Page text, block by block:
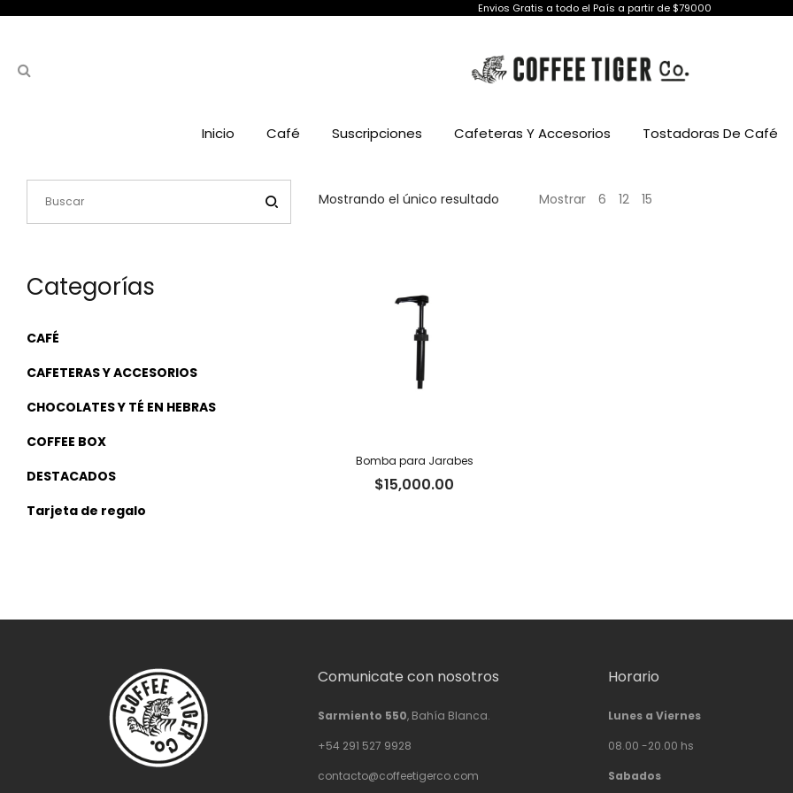
Envios Gratis a todo el País a partir de $79000
Inicio Café Suscripciones Cafeteras Y Accesorios Tostadoras De Café
Mostrando el único resultado Mostrar 6 12 15
Bomba para Jarabes
$15,000.00
Categorías
CAFÉ
CAFETERAS Y ACCESORIOS
CHOCOLATES Y TÉ EN HEBRAS
COFFEE BOX
DESTACADOS
Tarjeta de regalo
Comunicate con nosotros
Sarmiento 550, Bahía Blanca.
+54 291 527 9928
contacto@coffeetigerco.com
Horario
Lunes a Viernes
08.00 -20.00 hs
Sabados